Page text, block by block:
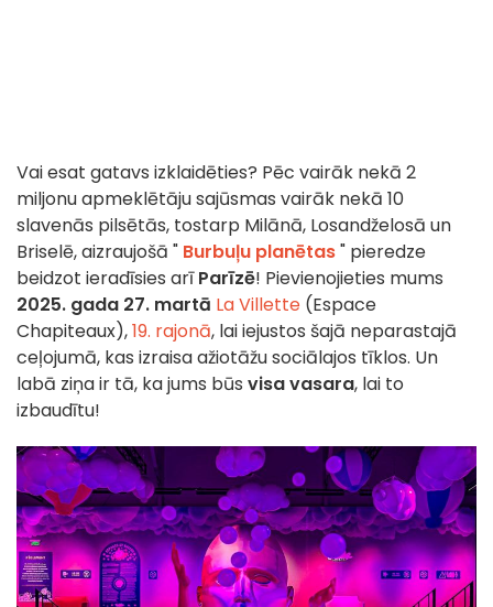
Vai esat gatavs izklaidēties? Pēc vairāk nekā 2
miljonu apmeklētāju sajūsmas vairāk nekā 10
slavenās pilsētās, tostarp Milānā, Losandželosā un
Briselē, aizraujošā " Burbuļu planētas" pieredze
beidzot ieradīsies arīParīzē! Pievienojieties mums
2025. gada 27. martā La Villette (Espace
Chapiteaux),19. rajonā, lai iejustos šajā neparastajā
ceļojumā, kas izraisa ažiotāžu sociālajos tīklos. Un
labā ziņa ir tā, ka jums būs visa vasara, lai to
izbaudītu!